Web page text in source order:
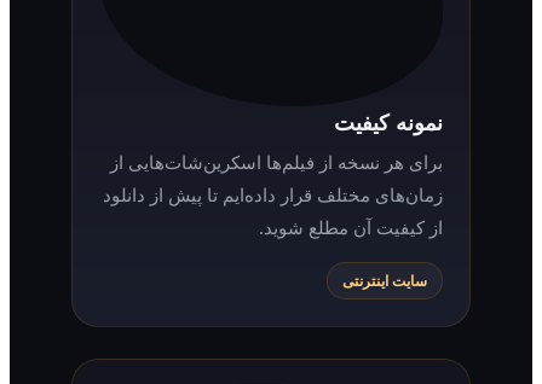
نمونه کیفیت
برای هر نسخه از فیلم‌ها اسکرین‌شات‌هایی از
زمان‌های مختلف قرار داده‌ایم تا پیش از دانلود
از کیفیت آن مطلع شوید.
سایت اینترنتی